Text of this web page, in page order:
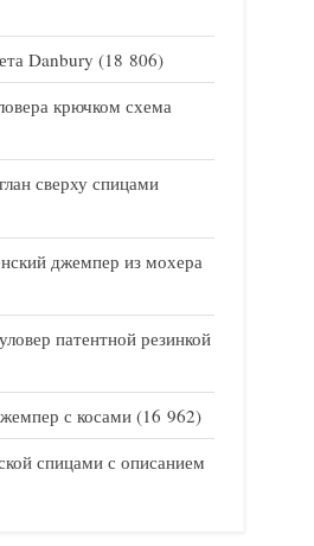
Danbury (18 806)
крючком схема
сверху спицами
джемпер из мохера
патентной резинкой
с косами (16 962)
спицами с описанием